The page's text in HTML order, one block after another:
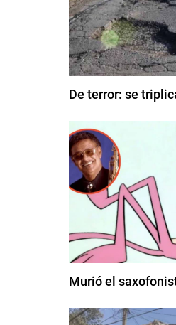
De terror: se
Murió el